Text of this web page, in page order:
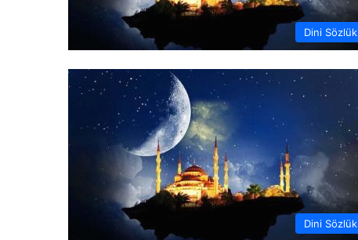
Dini Sözlük
Dini Sözlük